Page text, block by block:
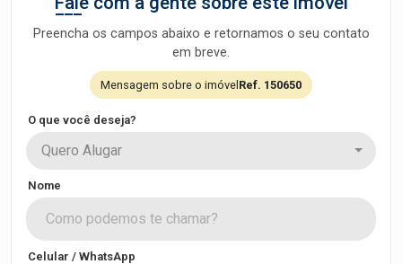
Preencha os campos abaixo e retornamos o seu contato
em breve.
Mensagem sobre o imóvel Ref. 150650
O que você deseja?
Quero Alugar
Nome
Celular / WhatsApp